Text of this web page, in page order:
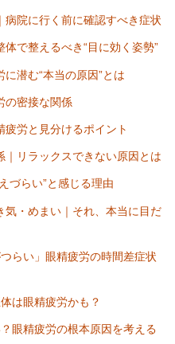
院に行く前に確認すべき症状
で整えるべき“目に効く姿勢”
潜む“本当の原因”とは
の密接な関係
労と見分けるポイント
リラックスできない原因とは
づらい”と感じる理由
気・めまい｜それ、本当に目だ
らい」眼精疲労の時間差症状
は眼精疲労かも？
眼精疲労の根本原因を考える